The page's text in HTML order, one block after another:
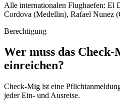
Alle internationalen Flughaefen: El
Cordova (Medellin), Rafael Nunez
Berechtigung
Wer muss das
einreichen?
Check-Mig ist eine
jeder Ein- und Ausreise.